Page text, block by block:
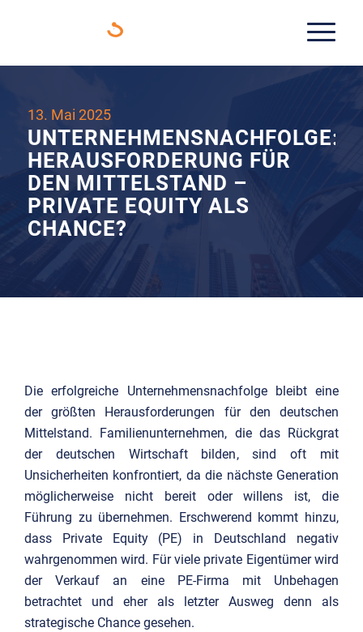
13. Mai 2025
UNTERNEHMENSNACHFOLGE:
HERAUSFORDERUNG FÜR
DEN MITTELSTAND –
PRIVATE EQUITY ALS
CHANCE?
Die erfolgreiche Unternehmensnachfolge bleibt eine
der größten Herausforderungen für den deutschen
Mittelstand. Familienunternehmen, die das Rückgrat
der deutschen Wirtschaft bilden, sind oft mit
Unsicherheiten konfrontiert, da die nächste Generation
möglicherweise nicht bereit oder willens ist, die
Führung zu übernehmen. Erschwerend kommt hinzu,
dass Private Equity (PE) in Deutschland negativ
wahrgenommen wird. Für viele private Eigentümer wird
der Verkauf an eine PE-Firma mit Unbehagen
betrachtet und eher als letzter Ausweg denn als
strategische Chance gesehen.